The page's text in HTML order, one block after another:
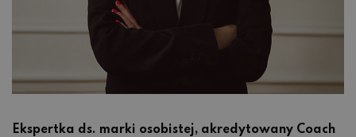
Ekspertka ds. marki osobistej, akredytowany Coach